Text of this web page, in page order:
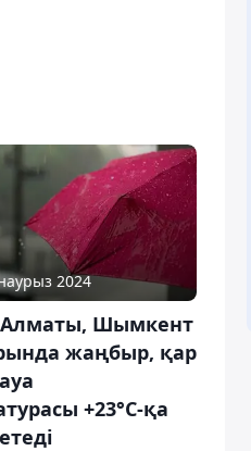
2024
Алматы, Шымкент
жаңбыр, қар
+23°С-қа